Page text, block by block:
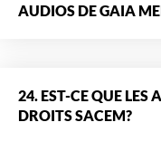
AUDIOS DE GAIA
24. EST-CE QUE LES
DROITS SACEM?